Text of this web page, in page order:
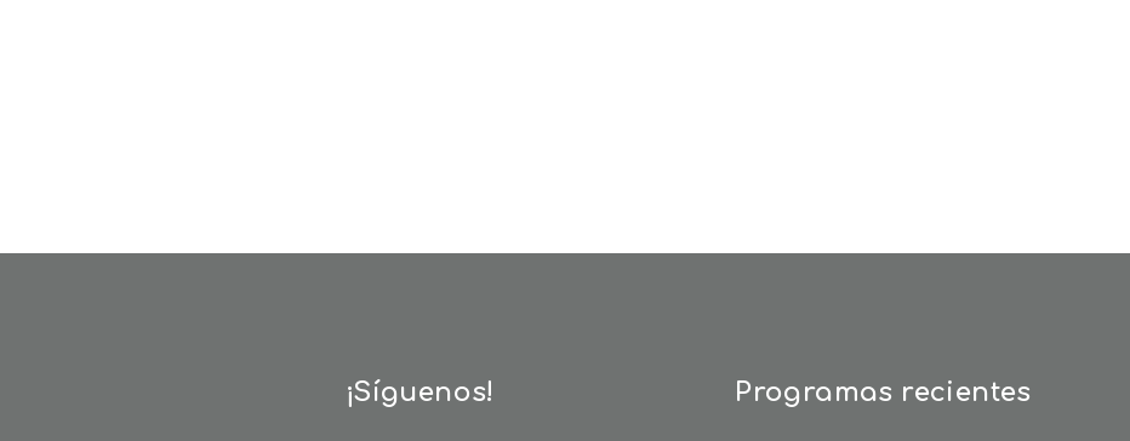
¡Síguenos! Programas recientes